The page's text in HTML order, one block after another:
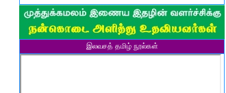
பிள்ளையார் சுழி வந்தது எப்படி?
வருவது போவது, வந்தால் போகாது, போனால் வராது...?
பண்டைய படைப் பெயர்கள்இலவசத் தமிழ் நூல்கள்